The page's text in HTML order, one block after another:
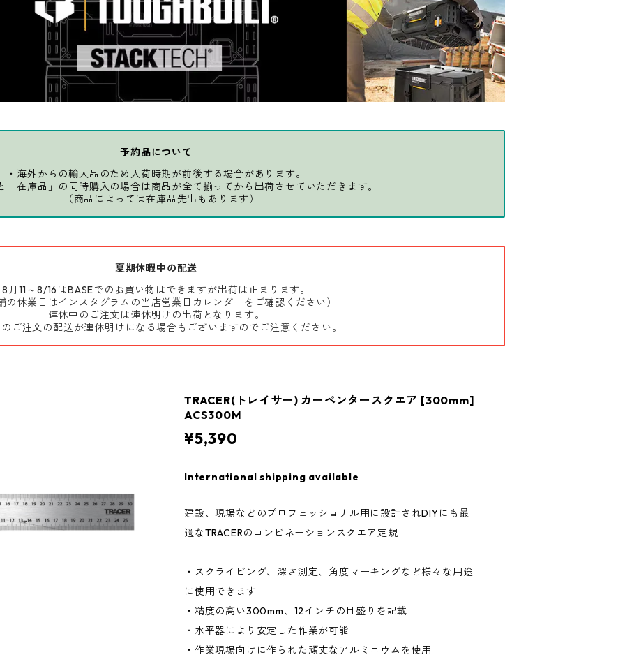
予約品について
・海外からの輸入品のため入荷時期が前後する場合があります。
「在庫品」の同時購入の場合は商品が全て揃ってから出荷させていただきます。
（商品によっては在庫品先出もあります）
夏期休暇中の配送
8月11～8/16はBASEでのお買い物はできますが出荷は止まります。
の休業日はインスタグラムの当店営業日カレンダーをご確認ください）
連休中のご注文は連休明けの出荷となります。
ご注文の配送が連休明けになる場合もございますのでご注意ください。
TRACER(トレイサー) カーペンタースクエア [300mm]
ACS300M
¥5,390
International shipping available
建設、現場などのプロフェッショナル用に設計されDIYにも最
適なTRACERのコンビネーションスクエア定規
・スクライビング、​​深さ測定、角度マーキングなど様々な用途
に使用できます
・精度の高い300mm、12インチの目盛りを記載
・水平器により安定した作業が可能
・作業現場向けに作られた頑丈なアルミニウムを使用